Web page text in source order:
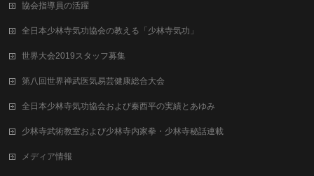
協会指導員の活躍
全日本少林寺気功協会の教える「少林寺気功」
世界大会2019スタッフ募集
第八回世界禅武医気易芸健康総合⼤会
全日本少林寺気功協会および秦西平の実績とあゆみ
少林寺武術教室および少林寺内家拳・少林寺秘話連載
メディア情報